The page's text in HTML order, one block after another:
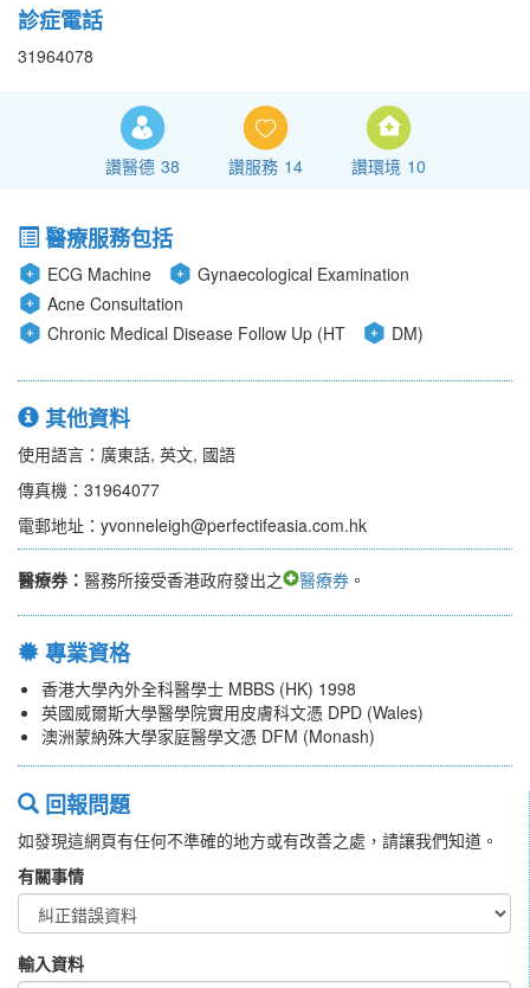
診症電話
31964078
讚醫德 38 讚服務 14 讚環境 10
醫療服務包括
ECG Machine
Gynaecological Examination
Acne Consultation
Chronic Medical Disease Follow Up (HT
DM)
其他資料
使用語言：廣東話, 英文, 國語
傳真機：31964077
電郵地址：yvonneleigh@perfectifeasia.com.hk
醫療券： 醫務所接受香港政府發出之 醫療券 。
專業資格
香港大學內外全科醫學士 MBBS (HK) 1998
英國威爾斯大學醫學院實用皮膚科文憑 DPD (Wales)
澳洲蒙納殊大學家庭醫學文憑 DFM (Monash)
回報問題
如發現這網頁有任何不準確的地方或有改善之處，請讓我們知道。
有關事情
輸入資料